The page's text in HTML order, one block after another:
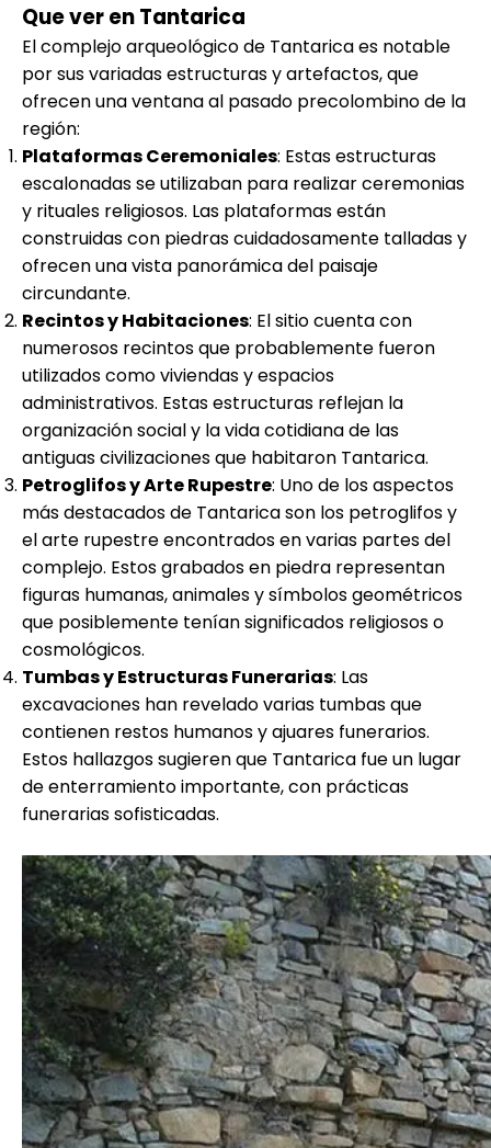
Que ver en Tantarica
El complejo arqueológico de Tantarica es notable
por sus variadas estructuras y artefactos, que
ofrecen una ventana al pasado precolombino de la
región:
Plataformas Ceremoniales: Estas estructuras
escalonadas se utilizaban para realizar ceremonias
y rituales religiosos. Las plataformas están
construidas con piedras cuidadosamente talladas y
ofrecen una vista panorámica del paisaje
circundante.
Recintos y Habitaciones: El sitio cuenta con
numerosos recintos que probablemente fueron
utilizados como viviendas y espacios
administrativos. Estas estructuras reflejan la
organización social y la vida cotidiana de las
antiguas civilizaciones que habitaron Tantarica.
Petroglifos y Arte Rupestre: Uno de los aspectos
más destacados de Tantarica son los petroglifos y
el arte rupestre encontrados en varias partes del
complejo. Estos grabados en piedra representan
figuras humanas, animales y símbolos geométricos
que posiblemente tenían significados religiosos o
cosmológicos.
Tumbas y Estructuras Funerarias: Las
excavaciones han revelado varias tumbas que
contienen restos humanos y ajuares funerarios.
Estos hallazgos sugieren que Tantarica fue un lugar
de enterramiento importante, con prácticas
funerarias sofisticadas.